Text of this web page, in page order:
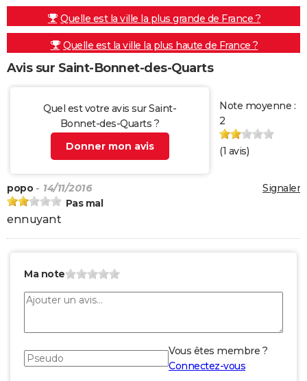
Quelle est la ville la plus grande de France ?
Quelle est la ville la plus haute de France ?
Avis sur Saint-Bonnet-des-Quarts
Quel est votre avis sur Saint-
Bonnet-des-Quarts ?
Donner mon avis
Note moyenne :
2
(1 avis)
Signaler
popo - 14/11/2016
Pas mal
ennuyant
Ma note
Vous êtes membre ?
Connectez-vous